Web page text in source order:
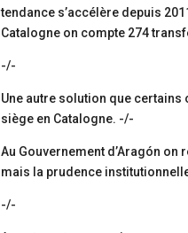
tendance s’accélère depuis
Catalogne on compte 274
-/-
Une autre solution que
siège en Catalogne. -/-
Au Gouvernement d’Aragón
mais la prudence
-/-